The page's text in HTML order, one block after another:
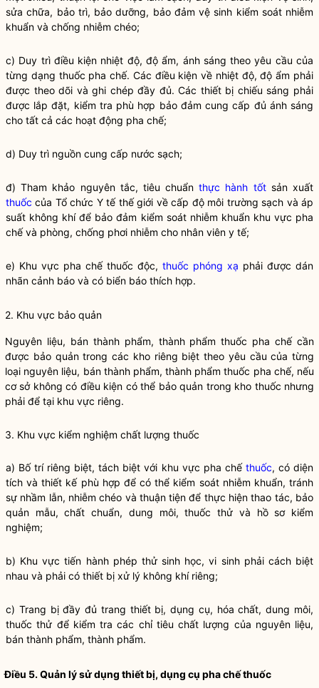
sửa chữa, bảo trì, bảo dưỡng, bảo đảm vệ sinh kiểm soát nhiễm
khuẩn và chống nhiễm chéo;
c) Duy trì điều kiện nhiệt độ, độ ẩm, ánh sáng theo yêu cầu của
từng dạng thuốc pha chế. Các điều kiện về nhiệt độ, độ ẩm phải
được theo dõi và ghi chép đầy đủ. Các thiết bị chiếu sáng phải
được lắp đặt, kiểm tra phù hợp bảo đảm cung cấp đủ ánh sáng
cho tất cả các hoạt động pha chế;
d) Duy trì nguồn cung cấp nước sạch;
đ) Tham khảo nguyên tắc, tiêu chuẩnthực hành tốtsản xuất
thuốc của Tổ chức Y tế thế giới về cấp độ môi trường sạch và áp
suất không khí để bảo đảm kiểm soát nhiễm khuẩn khu vực pha
chế và phòng, chống phơi nhiễm cho nhân viên y tế;
e) Khu vực pha chế thuốc độc, thuốc phóng xạ phải được dán
nhãn cảnh báo và có biển báo thích hợp.
2. Khu vực bảo quản
Nguyên liệu, bán thành phẩm, thành phẩm thuốc pha chế cần
được bảo quản trong các kho riêng biệt theo yêu cầu của từng
loại nguyên liệu, bán thành phẩm, thành phẩm thuốc pha chế, nếu
cơ sở không có điều kiện có thể bảo quản trong kho thuốc nhưng
phải để tại khu vực riêng.
3. Khu vực kiểm nghiệm chất lượng thuốc
a) Bố trí riêng biệt, tách biệt với khu vực pha chế thuốc, có diện
tích và thiết kế phù hợp để có thể kiểm soát nhiễm khuẩn, tránh
sự nhầm lẫn, nhiễm chéo và thuận tiện để thực hiện thao tác, bảo
quản mẫu, chất chuẩn, dung môi,thuốc thử và hồ sơ kiểm
nghiệm;
b) Khu vực tiến hành phép thử sinh học, vi sinh phải cách biệt
nhau và phải có thiết bị xử lý không khí riêng;
c) Trang bị đầy đủ trang thiết bị, dụng cụ, hóa chất, dung môi,
thuốc thử để kiểm tra các chỉ tiêu chất lượng của nguyên liệu,
bán thành phẩm, thành phẩm.
Điều 5. Quản lý sử dụng thiết bị, dụng cụ pha chế thuốc